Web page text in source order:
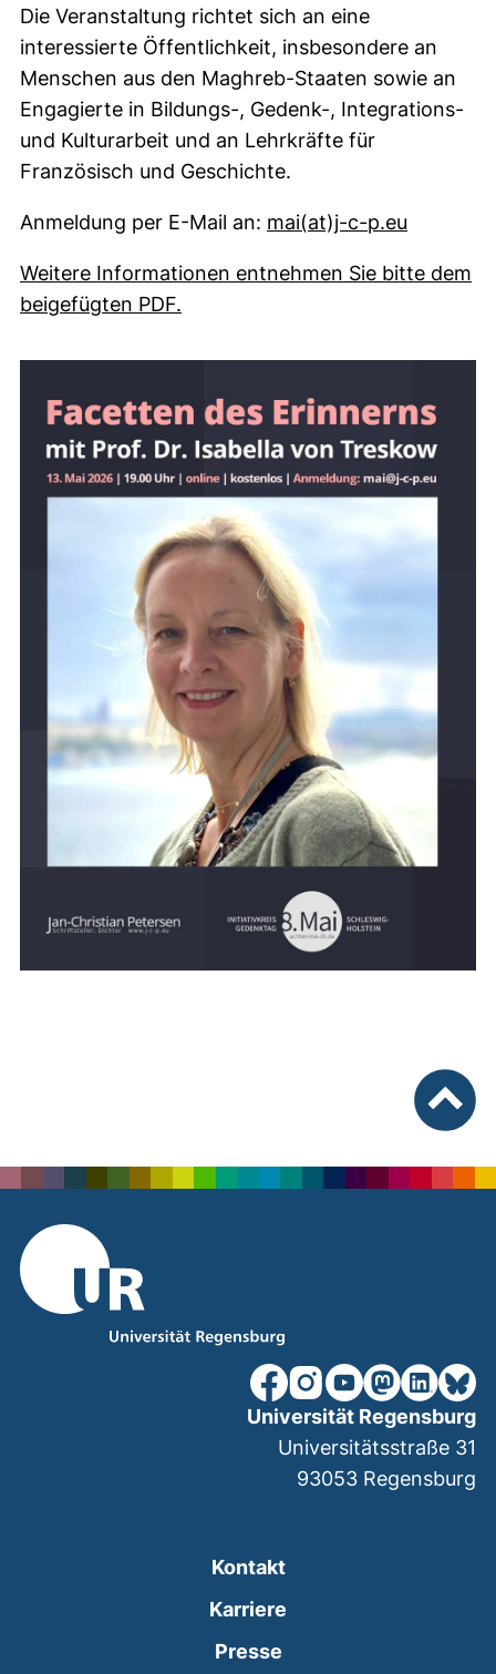
Die Veranstaltung richtet sich an eine
interessierte Öffentlichkeit, insbesondere an
Menschen aus den Maghreb-Staaten sowie an
Engagierte in Bildungs-, Gedenk-, Integrations-
und Kulturarbeit und an Lehrkräfte für
Französisch und Geschichte.
Anmeldung per E-Mail an: mai​(at)​j-c-p.eu
Weitere Informationen entnehmen Sie bitte dem
beigefügten PDF.
unsere Facebook-Seite
unsere Instagram-
unsere YouTube-
unsereunsere
Kontakt
Karriere
Presse
Universität Regensburg
Universitätsstraße 31
93053 Regensburg